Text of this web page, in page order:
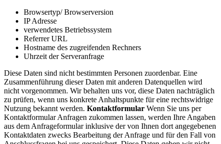
Browsertyp/ Browserversion
IP Adresse
verwendetes Betriebssystem
Referrer URL
Hostname des zugreifenden Rechners
Uhrzeit der Serveranfrage
Diese Daten sind nicht bestimmten Personen zuordenbar. Eine
Zusammenführung dieser Daten mit anderen Datenquellen wird
nicht vorgenommen. Wir behalten uns vor, diese Daten nachträglich
zu prüfen, wenn uns konkrete Anhaltspunkte für eine rechtswidrige
Nutzung bekannt werden. Kontaktformular Wenn Sie uns per
Kontaktformular Anfragen zukommen lassen, werden Ihre Angaben
aus dem Anfrageformular inklusive der von Ihnen dort angegebenen
Kontaktdaten zwecks Bearbeitung der Anfrage und für den Fall von